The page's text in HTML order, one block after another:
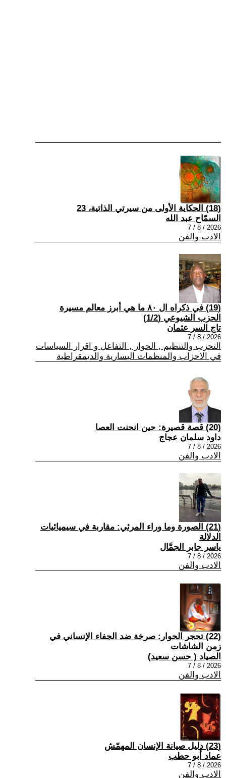
(18) الحكاية الأولى من سيرتي الذاتية، 23
السمّاح عبد الله
2026 / 8 / 7
الادب والفن
(19) في ذكراه ال ٨٠ ما هي أبرز معالم مسيرة
الحزب الشيوعي (1/2)
تاج السر عثمان
2026 / 8 / 7
التحزب والتنظيم , الحوار , التفاعل و اقرار السياسات
في الاحزاب والمنظمات اليسارية والديمقراطية
(20) قصة قصيرة: حين انحنت العصا
داود سلمان عجاج
2026 / 8 / 7
الادب والفن
(21) الصورة وما وراء المرئي: مقاربة في سيميائيات
الدلالة
ياسر جابر الجمَّال
2026 / 8 / 7
الادب والفن
(22) تحجر الحوار: صرخة ضد الجفاء الإنساني في
زمن الشاشات
الصياد ‏( حسن سعيد‏)
2026 / 8 / 7
الادب والفن
(23) دليل صيانة الإنسان المهمّش
عماد أبو حطب
2026 / 8 / 7
الادب والفن